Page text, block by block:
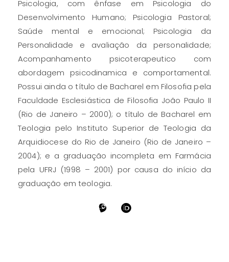
Psicologia, com ênfase em Psicologia do
Desenvolvimento Humano; Psicologia Pastoral;
Saúde mental e emocional; Psicologia da
Personalidade e avaliação da personalidade;
Acompanhamento psicoterapeutico com
abordagem psicodinamica e comportamental.
Possui ainda o título de Bacharel em Filosofia pela
Faculdade Esclesiástica de Filosofia João Paulo II
(Rio de Janeiro – 2000); o título de Bacharel em
Teologia pelo Instituto Superior de Teologia da
Arquidiocese do Rio de Janeiro (Rio de Janeiro –
2004); e a graduação incompleta em Farmácia
pela UFRJ (1998 – 2001) por causa do início da
graduação em teologia.